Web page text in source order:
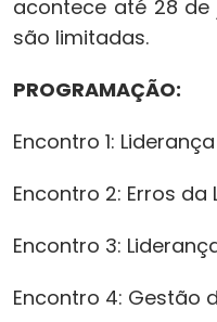
acontece até 28 de
são limitadas.
PROGRAMAÇÃO:
Encontro 1:
Encontro 2: Erros da
Encontro 3:
Encontro 4: Gestão